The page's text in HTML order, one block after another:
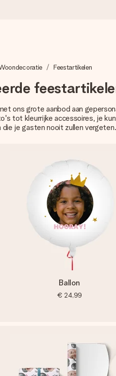
zorg en zorgen dat het
reviews)
Klanten beoordelen
iets unieks – met haar
Feestartikelen
ons grote aanbod aan
tot kleurrijke accessoires, je
je gasten nooit zullen vergeten.
Ballon
€ 24,99